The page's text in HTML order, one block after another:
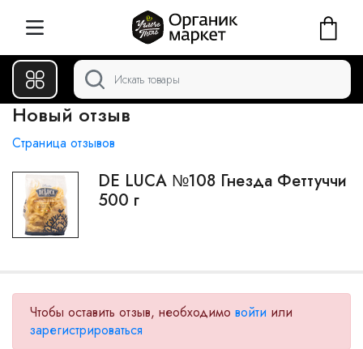
Новый отзыв
Страница отзывов
DE LUCA №108 Гнезда Феттуччи
500 г
Чтобы оставить отзыв, необходимо войти или
зарегистрироваться